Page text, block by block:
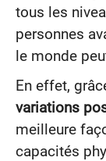
tous les
personnes
le monde
En effet,
variations
meilleure
capacités